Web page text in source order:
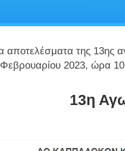
της 13ης
2023, ώρα
13η